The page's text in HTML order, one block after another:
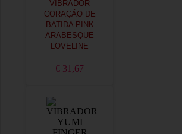
VIBRADOR
CORAÇÃO DE
BATIDA PINK
ARABESQUE
LOVELINE
€ 31,67